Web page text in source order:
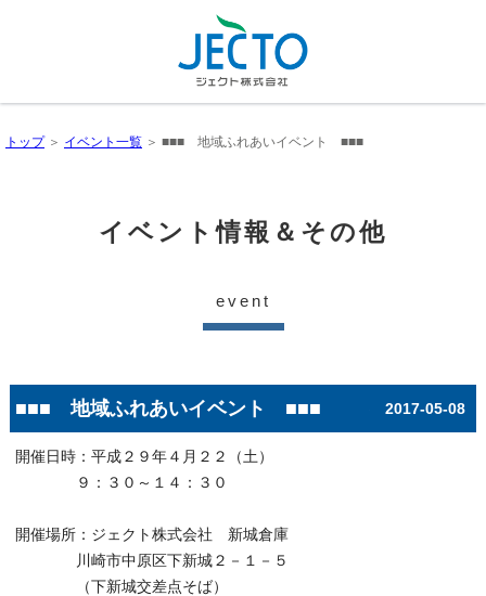
トップ＞ イベント一覧 ＞ ■■■ 地域ふれあいイベント ■■■
イベント情報＆その他
event
■■■ 地域ふれあいイベント ■■■ 2017-05-08
開催日時：平成２９年４月２２（土）
９：３０～１４：３０
開催場所：ジェクト株式会社 新城倉庫
川崎市中原区下新城２－１－５
（下新城交差点そば）